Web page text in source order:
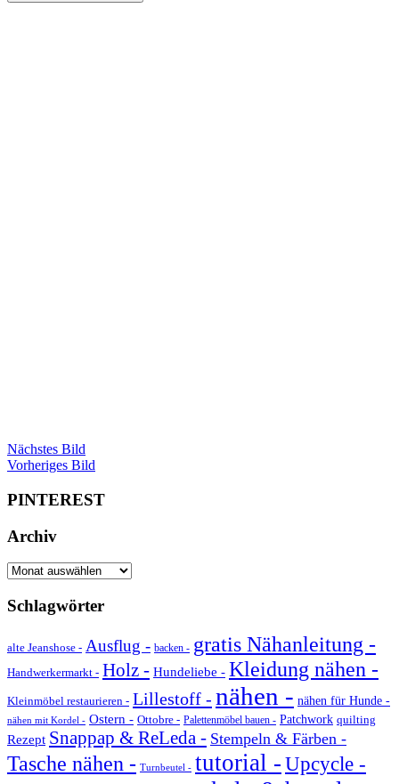
Nächstes Bild
Vorheriges Bild
PINTEREST
Archiv
Archiv
Schlagwörter
alte Jeanshose - Ausflug - backen - gratis Nähanleitung -
Handwerkermarkt - Holz - Hundeliebe - Kleidung nähen -
Kleinmöbel restaurieren - Lillestoff - nähen - nähen für Hunde -
nähen mit Kordel - Ostern - Ottobre - Palettenmöbel bauen - Patchwork quilting
Rezept Snappap & ReLeda - Stempeln & Färben -
Tasche nähen - Turnbeutel - tutorial -Upcycle -